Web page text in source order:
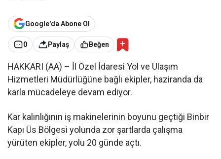
Google'da Abone Ol
0 Paylaş Beğen
HAKKARI (AA) – İl Özel İdaresi Yol ve Ulaşım
Hizmetleri Müdürlüğüne bağlı ekipler, haziranda da
karla mücadeleye devam ediyor.
Kar kalınlığının iş makinelerinin boyunu geçtiği Binbir
Kapı Üs Bölgesi yolunda zor şartlarda çalışma
yürüten ekipler, yolu 20 günde açtı.